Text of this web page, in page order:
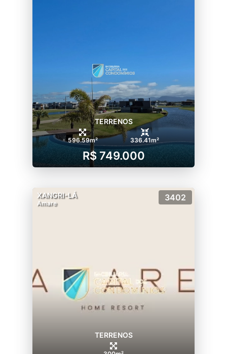
TERRENOS
596.59m² 336.41m²
R$ 749.000
XANGRI-LÁ
Amare
3402
TERRENOS